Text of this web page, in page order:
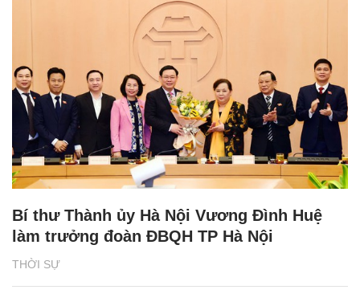
THỜI SỰ
Bí thư Thành ủy Hà Nội Vương Đình Huệ
làm trưởng đoàn ĐBQH TP Hà Nội